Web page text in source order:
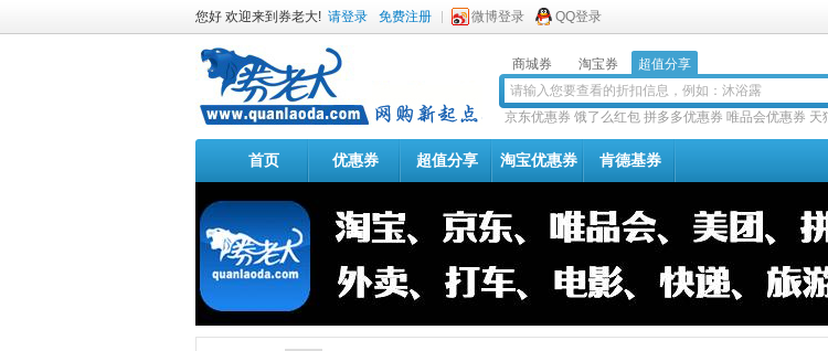
您好 欢迎来到券老大! 请登录 免费注册 微博登录 QQ登录
商城券 淘宝券 超值分享
京东优惠券 饿了么红包 拼多多优惠券 唯品会优惠券 天
首页 优惠券 超值分享 淘宝优惠券 肯德基券